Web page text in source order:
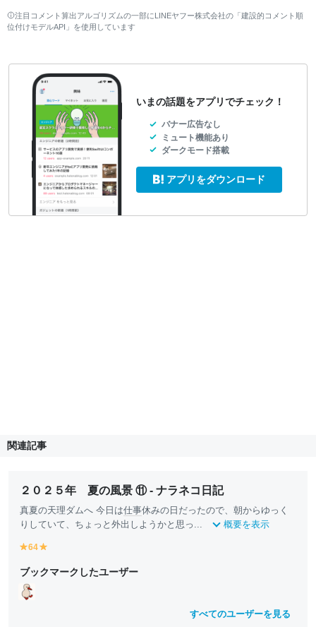
注目コメント算出アルゴリズムの一部にLINEヤフー株式会社の「建設的コメント順
位付けモデルAPI」を使用しています
いまの話題をアプリでチェック！
バナー広告なし
ミュート機能あり
ダークモード搭載
アプリをダウンロード
関連記事
２０２５年 夏の風景 ⑪ - ナラネコ日記
真夏の天理ダムへ 今日は仕事休みの日だったので、朝からゆっく
りしていて、ちょっと外出しようかと思っ...
概要を表示
y
ll
o
w
64
ll
ブックマークしたユーザー
すべてのユーザーを見る